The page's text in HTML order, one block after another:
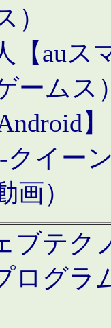
）
【auス
ームス
イー
画）
ブテク
ログラ